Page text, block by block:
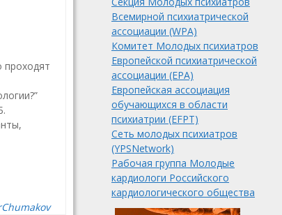
научные проекты
Neurodynamics.
Журнал
психологии и
нейронаук”
Психика
мегаполиса
Подборка
лекций и
вебинаров
Всемирной психиатрической
ассоциации (WPA)
Комитет Молодых психиатров
Европейской психиатрической
ассоциации (EPA)
Европейская ассоциация
обучающихся в области
психиатрии (EFPT)
Сеть молодых психиатров
(YPSNetwork)
Рабочая группа Молодые
кардиологи Российского
кардиологического общества